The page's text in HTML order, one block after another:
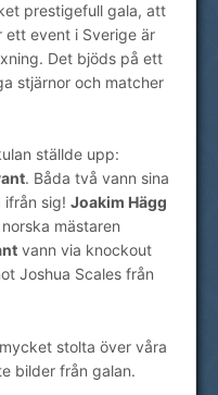
prestigefull gala, att
ett event i Sverige är
Det bjöds på ett
stjärnor och matcher
ställde upp:
. Båda två vann sina
sig! Joakim Hägg
mästaren
vann via knockout
Joshua Scales från
stolta över våra
bilder från galan.